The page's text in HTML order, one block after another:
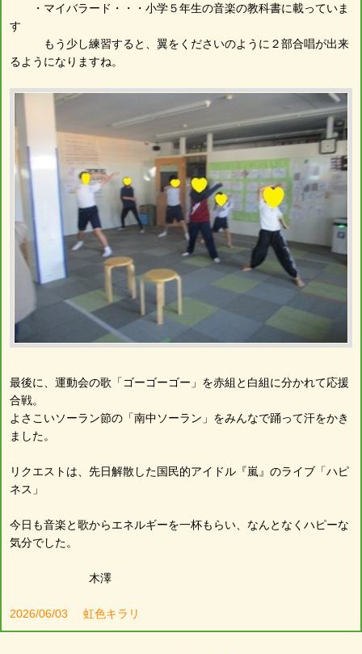
・マイバラード・・・小学５年生の音楽の教科書に載っていま
す
もう少し練習すると、翼をくださいのように２部合唱が出来
るようになりますね。
最後に、運動会の歌「ゴーゴーゴー」を赤組と白組に分かれて応援
合戦。
よさこいソーラン節の「南中ソーラン」をみんなで踊って汗をかき
ました。
リクエストは、先日解散した国民的アイドル『嵐』のライブ「ハピ
ネス」
今日も音楽と歌からエネルギーを一杯もらい、なんとなくハピーな
気分でした。
木澤
2026/06/03 虹色キラリ